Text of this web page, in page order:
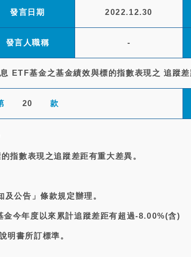
發言日期 2022.12.30
發言人職稱 -
ETF基金之基金績效與標的指數表現之 追
20 款
指數表現之追蹤差距有重大差異。
公告」條款規定辦理。
今年度以來累計追蹤差距有超過-8.00%(含)
明書所訂標準。